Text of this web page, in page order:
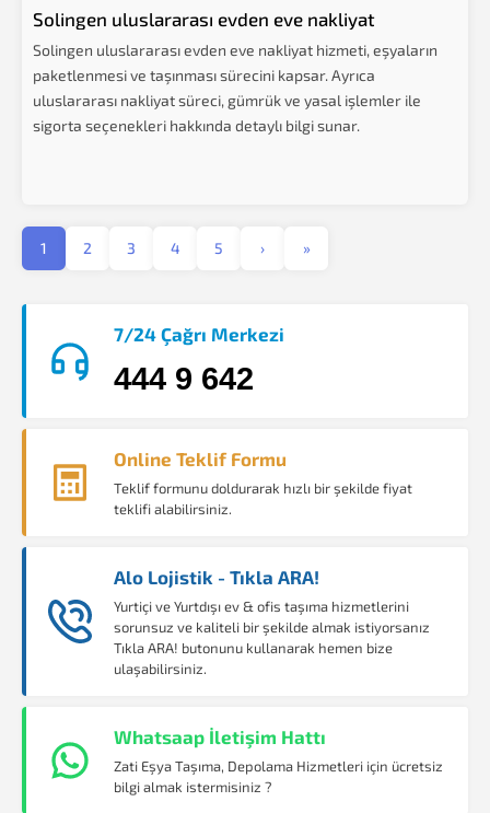
Solingen uluslararası evden eve nakliyat
Solingen uluslararası evden eve nakliyat hizmeti, eşyaların
paketlenmesi ve taşınması sürecini kapsar. Ayrıca
uluslararası nakliyat süreci, gümrük ve yasal işlemler ile
sigorta seçenekleri hakkında detaylı bilgi sunar.
1 2 3 4 5 › »
7/24 Çağrı Merkezi
444 9 642
Online Teklif Formu
Teklif formunu doldurarak hızlı bir şekilde fiyat
teklifi alabilirsiniz.
Alo Lojistik - Tıkla ARA!
Yurtiçi ve Yurtdışı ev & ofis taşıma hizmetlerini
sorunsuz ve kaliteli bir şekilde almak istiyorsanız
Tıkla ARA! butonunu kullanarak hemen bize
ulaşabilirsiniz.
Whatsaap İletişim Hattı
Zati Eşya Taşıma, Depolama Hizmetleri için ücretsiz
bilgi almak istermisiniz ?